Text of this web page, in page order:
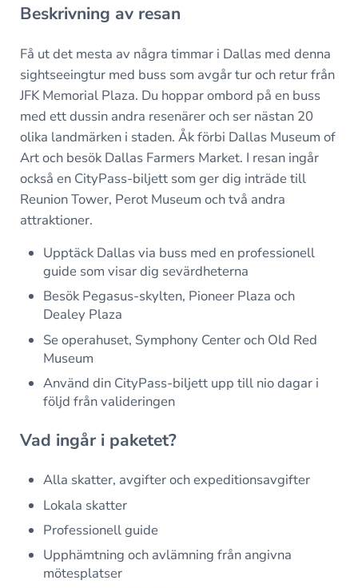
Beskrivning av resan
Få ut det mesta av några timmar i Dallas med denna
sightseeingtur med buss som avgår tur och retur från
JFK Memorial Plaza. Du hoppar ombord på en buss
med ett dussin andra resenärer och ser nästan 20
olika landmärken i staden. Åk förbi Dallas Museum of
Art och besök Dallas Farmers Market. I resan ingår
också en CityPass-biljett som ger dig inträde till
Reunion Tower, Perot Museum och två andra
attraktioner.
Upptäck Dallas via buss med en professionell
guide som visar dig sevärdheterna
Besök Pegasus-skylten, Pioneer Plaza och
Dealey Plaza
Se operahuset, Symphony Center och Old Red
Museum
Använd din CityPass-biljett upp till nio dagar i
följd från valideringen
Vad ingår i paketet?
Alla skatter, avgifter och expeditionsavgifter
Lokala skatter
Professionell guide
Upphämtning och avlämning från angivna
mötesplatser